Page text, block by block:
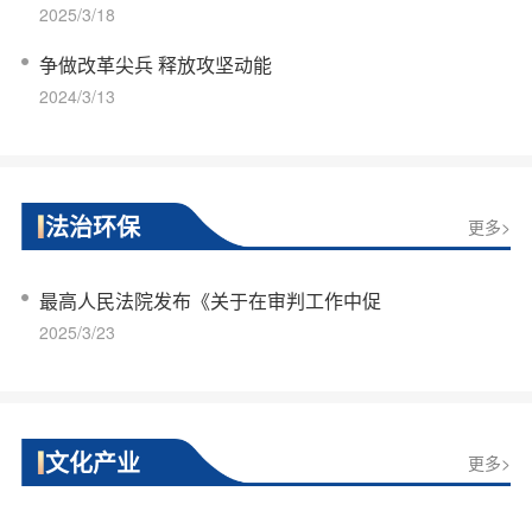
2025/3/18
争做改革尖兵 释放攻坚动能
2024/3/13
法治环保 更多>
最高人民法院发布《关于在审判工作中促
2025/3/23
文化产业 更多>